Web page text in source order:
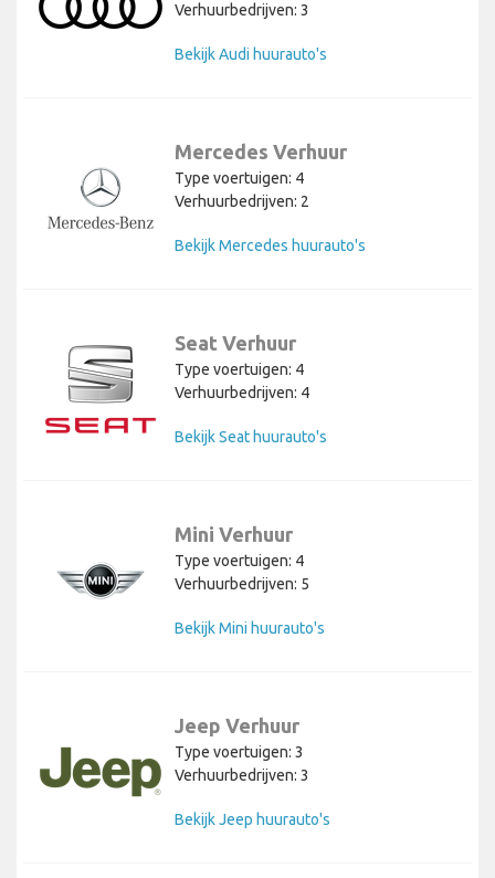
Verhuurbedrijven: 3
Bekijk Audi huurauto's
Mercedes Verhuur
Type voertuigen: 4
Verhuurbedrijven: 2
Bekijk Mercedes huurauto's
Seat Verhuur
Type voertuigen: 4
Verhuurbedrijven: 4
Bekijk Seat huurauto's
Mini Verhuur
Type voertuigen: 4
Verhuurbedrijven: 5
Bekijk Mini huurauto's
Jeep Verhuur
Type voertuigen: 3
Verhuurbedrijven: 3
Bekijk Jeep huurauto's